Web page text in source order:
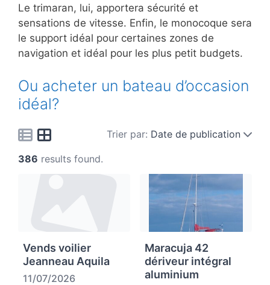
Le trimaran, lui, apportera sécurité et
sensations de vitesse. Enfin, le monocoque sera
le support idéal pour certaines zones de
navigation et idéal pour les plus petit budgets.
Ou acheter un bateau d’occasion
idéal?
Trier par: Date de publication
386 results found.
Vends voilier
Jeanneau Aquila
11/07/2026
Maracuja 42
dériveur intégral
aluminium